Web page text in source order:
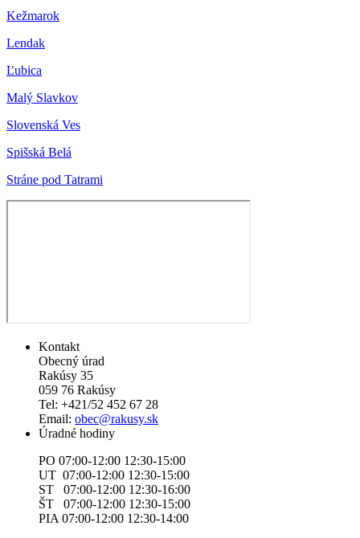
Kežmarok
Lendak
Ľubica
Malý Slavkov
Slovenská Ves
Spišská Belá
Stráne pod Tatrami
Kontakt
Obecný úrad
Rakúsy 35
059 76 Rakúsy
Tel: +421/52 452 67 28
Email: obec@rakusy.sk
Úradné hodiny
PO 07:00-12:00 12:30-15:00
UT 07:00-12:00 12:30-15:00
ST 07:00-12:00 12:30-16:00
ŠT 07:00-12:00 12:30-15:00
PIA 07:00-12:00 12:30-14:00